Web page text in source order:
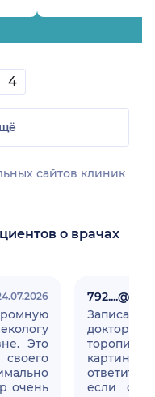
4
сайтов клиник
о врачах
Это
очень
792....@....ru
доктор
если они